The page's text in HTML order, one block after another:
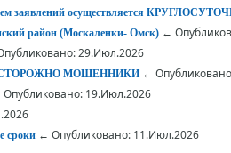
заявлений осуществляется
район (Москаленки- Омск) ←
29.Июл.2026
- ОСТОРОЖНО МОШЕННИКИ ←
19.Июл.2026
сроки ← Опубликовано: 11.Июл.2026